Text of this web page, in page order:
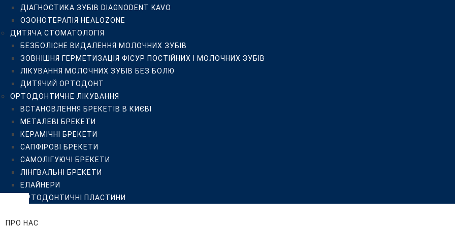
САПФІРОВІ БРЕКЕТИ
САМОЛІГУЮЧІ БРЕКЕТИ
ЛІНГВАЛЬНІ БРЕКЕТИ
ЕЛАЙНЕРИ
ОРТОДОНТИЧНІ ПЛАСТИНИ
ЦІНИ
ПРО НАС
КЛІНІКА ISTOMATOLOG
КОМАНДА
ВІДГУКИ
ПРИКЛАДИ РОБІТ
БЛОГ
FAQ
ПАЦІЄНТУ
РЕКОМЕНДАЦІЇ
РЕКОМЕНДАЦІЇ ПІСЛЯ ПРОФЕСІЙНОЇ ГІГІЄНИ, ВІДБІЛЮВАННЯ, ВСТАНОВЛЕННЯ КЕРАМІЧНИХ ВІНІРІВ ТА
ДІАГНОСТИКА ЗУБІВ DIAGNODENT KAVO
ОЗОНОТЕРАПІЯ HEALOZONE
ДИТЯЧА СТОМАТОЛОГІЯ
БЕЗБОЛІСНЕ ВИДАЛЕННЯ МОЛОЧНИХ ЗУБІВ
ЗОВНІШНЯ ГЕРМЕТИЗАЦІЯ ФІСУР ПОСТІЙНИХ І МОЛОЧНИХ ЗУБІВ
ЛІКУВАННЯ МОЛОЧНИХ ЗУБІВ БЕЗ БОЛЮ
ДИТЯЧИЙ ОРТОДОНТ
ОРТОДОНТИЧНЕ ЛІКУВАННЯ
ВСТАНОВЛЕННЯ БРЕКЕТІВ В КИЄВІ
МЕТАЛЕВІ БРЕКЕТИ
КЕРАМІЧНІ БРЕКЕТИ
САПФІРОВІ БРЕКЕТИ
САМОЛІГУЮЧІ БРЕКЕТИ
ЛІНГВАЛЬНІ БРЕКЕТИ
ЕЛАЙНЕРИ
ОРТОДОНТИЧНІ ПЛАСТИНИ
ПРО НАС